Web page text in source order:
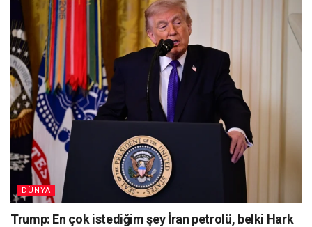
DÜNYA
Trump: En çok istediğim şey İran petrolü, belki Hark